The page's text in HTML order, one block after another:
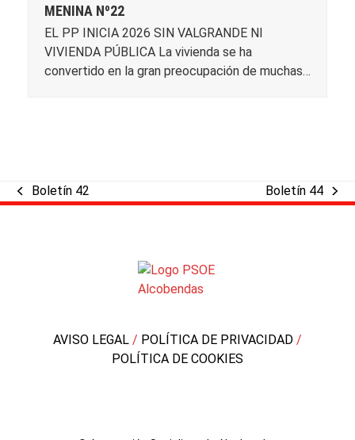
MENINA Nº22
EL PP INICIA 2026 SIN VALGRANDE NI
VIVIENDA PÚBLICA La vivienda se ha
convertido en la gran preocupación de muchas…
previous
Boletín 42
next
Boletín 44
AVISO LEGAL / POLÍTICA DE PRIVACIDAD /
POLÍTICA DE COOKIES